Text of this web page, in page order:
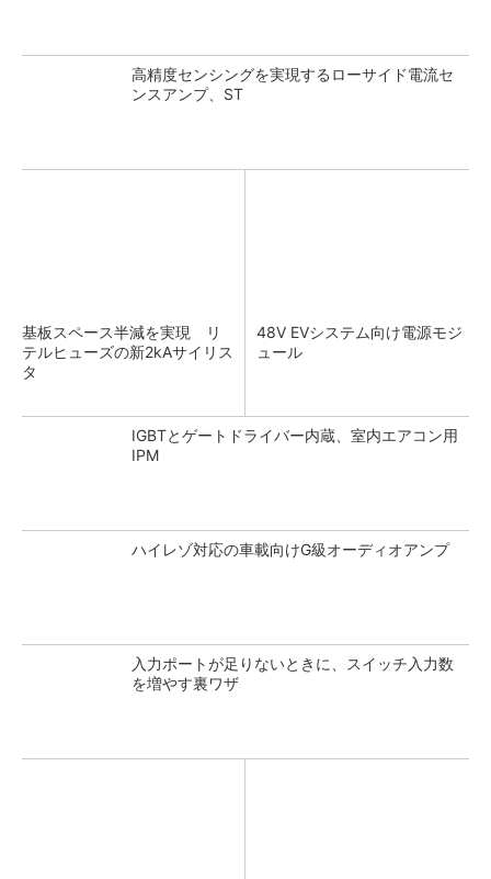
高精度センシングを実現するローサイド電流セ
ンスアンプ、ST
基板スペース半減を実現 リ
テルヒューズの新2kAサイリス
タ
48V EVシステム向け電源モジ
ュール
IGBTとゲートドライバー内蔵、室内エアコン用
IPM
ハイレゾ対応の車載向けG級オーディオアンプ
入力ポートが足りないときに、スイッチ入力数
を増やす裏ワザ